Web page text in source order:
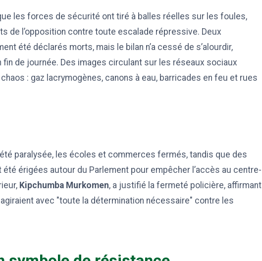
les forces de sécurité ont tiré à balles réelles sur les foules,
de l’opposition contre toute escalade répressive. Deux
été déclarés morts, mais le bilan n’a cessé de s’alourdir,
de journée. Des images circulant sur les réseaux sociaux
: gaz lacrymogènes, canons à eau, barricades en feu et rues
paralysée, les écoles et commerces fermés, tandis que des
érigées autour du Parlement pour empêcher l’accès au centre-
Kipchumba Murkomen, a justifié la fermeté policière, affirmant
avec "toute la détermination nécessaire" contre les